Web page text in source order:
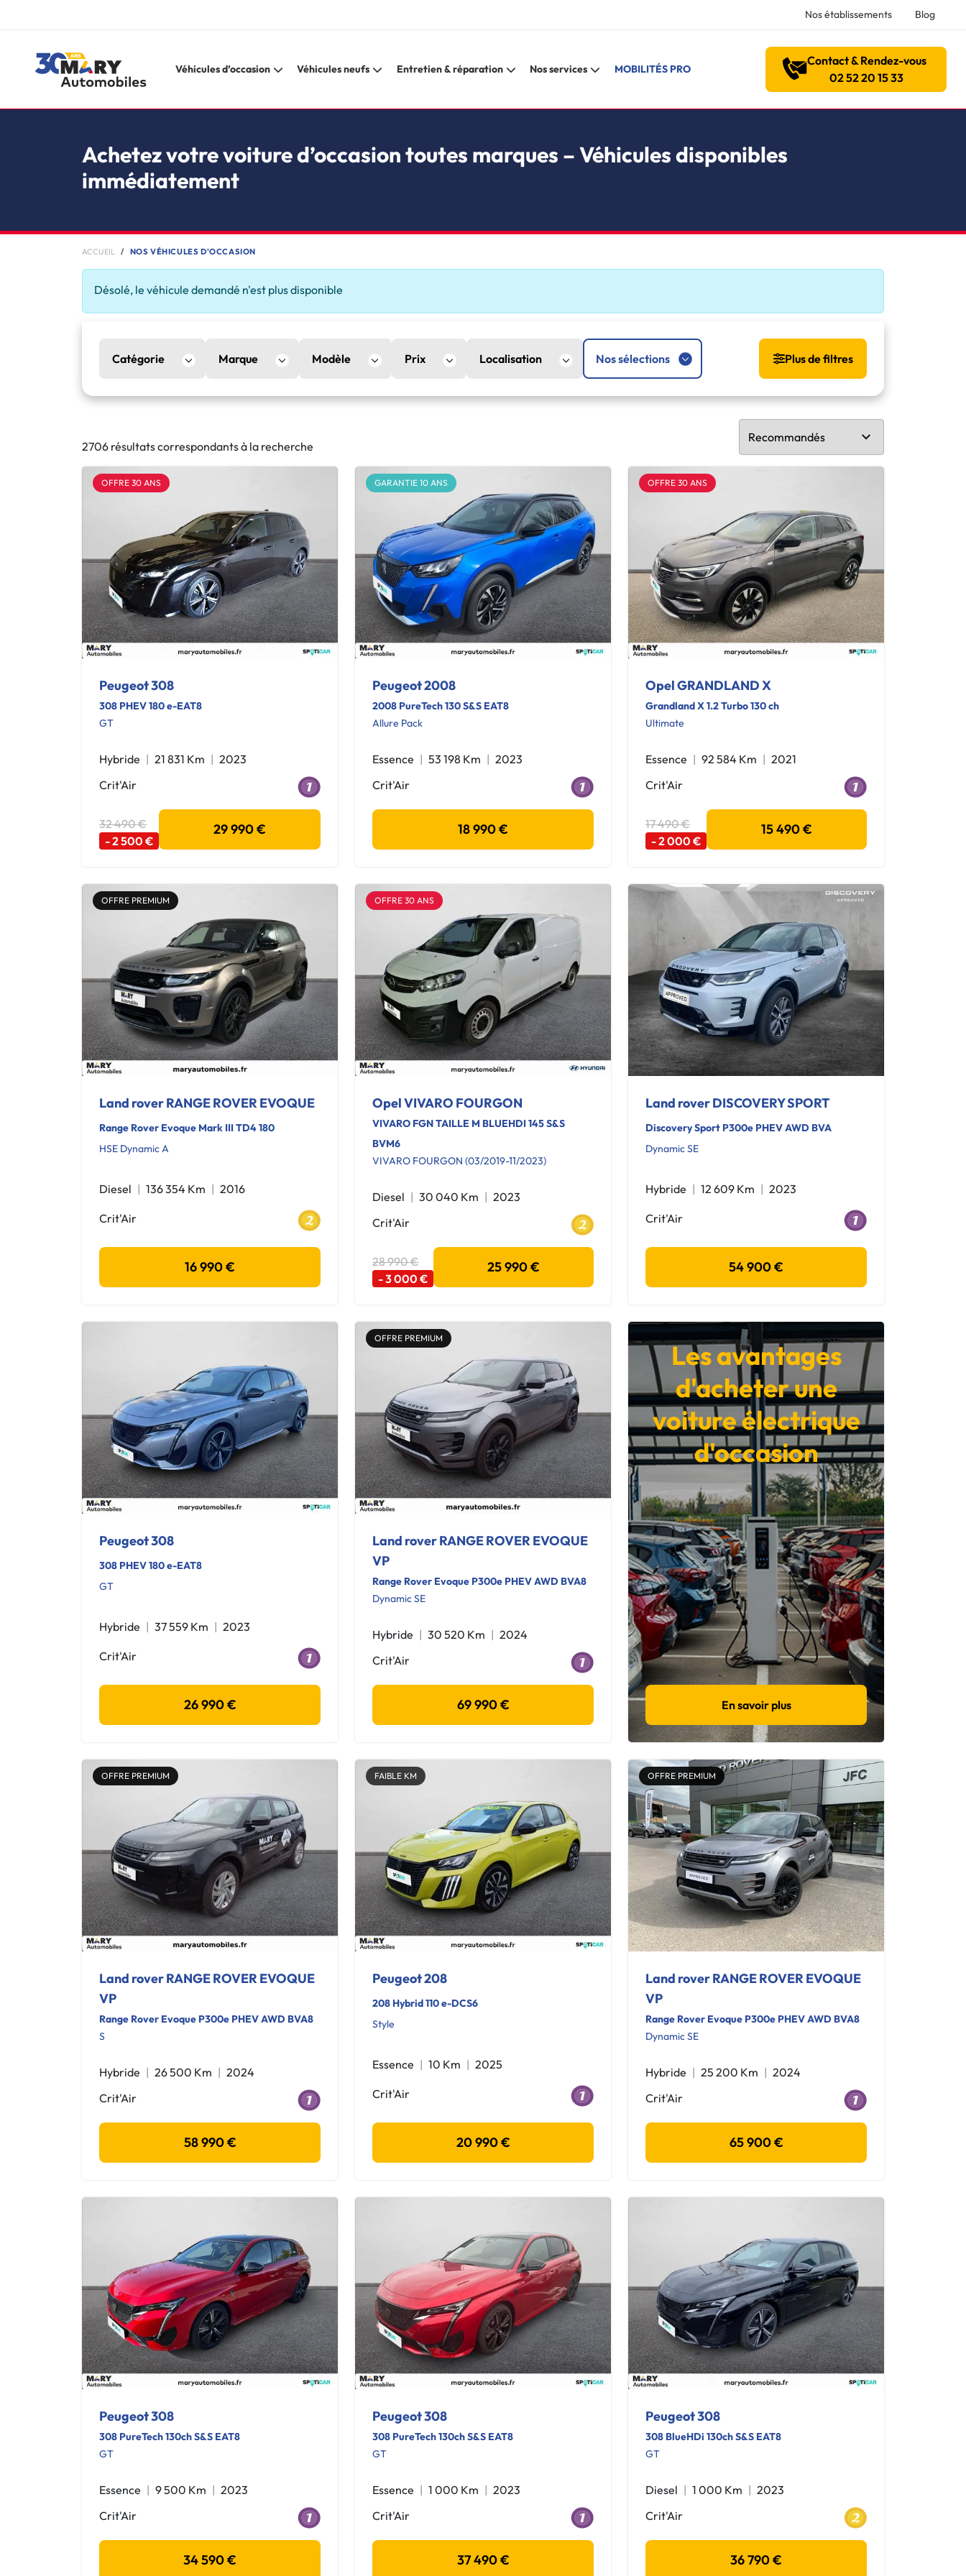
Nos établissements Blog
Véhicules d’occasion Véhicules neufs Entretien & réparation Nos services MOBILITÉS PRO
Contact & Rendez-vous
02 52 20 15 33
Achetez votre voiture d’occasion toutes marques – Véhicules disponibles
immédiatement
ACCUEIL NOS VÉHICULES D'OCCASION
Désolé, le véhicule demandé n'est plus disponible
Catégorie Marque Modèle Prix Localisation Nos sélections Plus de filtres
2706 résultats correspondants à la recherche
OFFRE 30 ANS
Peugeot 308
308 PHEV 180 e-EAT8
GT
Hybride 21 831 Km
2023
Crit'Air
32 490 €
- 2 500 €
29 990 €
GARANTIE 10 ANS
Peugeot 2008
2008 PureTech 130 S&S EAT8
Allure Pack
Essence 53 198 Km
2023
Crit'Air
18 990 €
OFFRE 30 ANS
Opel GRANDLAND X
Grandland X 1.2 Turbo 130 ch
Ultimate
Essence 92 584 Km
2021
Crit'Air
17 490 €
- 2 000 €
15 490 €
OFFRE PREMIUM
Land rover RANGE ROVER EVOQUE
Range Rover Evoque Mark III TD4 180
HSE Dynamic A
Diesel 136 354 Km 2016
Crit'Air
16 990 €
OFFRE 30 ANS
Opel VIVARO FOURGON
VIVARO FGN TAILLE M BLUEHDI 145 S&S
BVM6
VIVARO FOURGON (03/2019-11/2023)
Diesel 30 040 Km
2023
Crit'Air
28 990 €
- 3 000 €
25 990 €
Land rover DISCOVERY SPORT
Discovery Sport P300e PHEV AWD BVA
Dynamic SE
Hybride 12 609 Km 2023
Crit'Air
54 900 €
Peugeot 308
308 PHEV 180 e-EAT8
GT
Hybride 37 559 Km 2023
Crit'Air
26 990 €
OFFRE PREMIUM
Land rover RANGE ROVER EVOQUE
VP
Range Rover Evoque P300e PHEV AWD BVA8
Dynamic SE
Hybride 30 520 Km
2024
Crit'Air
69 990 €
Les avantages
d'acheter une
voiture électrique
d'occasion
En savoir plus
OFFRE PREMIUM
Land rover RANGE ROVER EVOQUE
VP
Range Rover Evoque P300e PHEV AWD BVA8
S
Hybride 26 500 Km
2024
Crit'Air
58 990 €
FAIBLE KM
Peugeot 208
208 Hybrid 110 e-DCS6
Style
Essence 10 Km 2025
Crit'Air
20 990 €
OFFRE PREMIUM
Land rover RANGE ROVER EVOQUE
VP
Range Rover Evoque P300e PHEV AWD BVA8
Dynamic SE
Hybride 25 200 Km
2024
Crit'Air
65 900 €
Peugeot 308
308 PureTech 130ch S&S EAT8
GT
Essence 9 500 Km
2023
Crit'Air
34 590 €
Peugeot 308
308 PureTech 130ch S&S EAT8
GT
Essence 1 000 Km
2023
Crit'Air
37 490 €
Peugeot 308
308 BlueHDi 130ch S&S EAT8
GT
Diesel 1 000 Km
2023
Crit'Air
36 790 €